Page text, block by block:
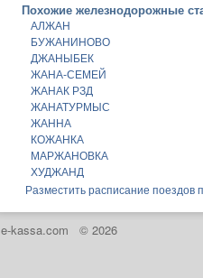
Похожие железнодорожные
АЛЖАН
БУЖАНИНОВО
ДЖАНЫБЕК
ЖАНА-СЕМЕЙ
ЖАНАК РЗД
ЖАНАТУРМЫС
ЖАННА
КОЖАНКА
МАРЖАНОВКА
ХУДЖАНД
Разместить расписание
e-kassa.com © 2026